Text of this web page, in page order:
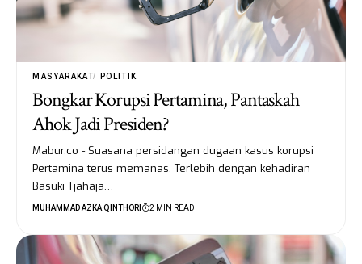
MASYARAKAT POLITIK
Bongkar Korupsi Pertamina, Pantaskah
Ahok Jadi Presiden?
Mabur.co - Suasana persidangan dugaan kasus korupsi
Pertamina terus memanas. Terlebih dengan kehadiran
Basuki Tjahaja…
MUHAMMAD AZKA QINTHORI 2 MIN READ